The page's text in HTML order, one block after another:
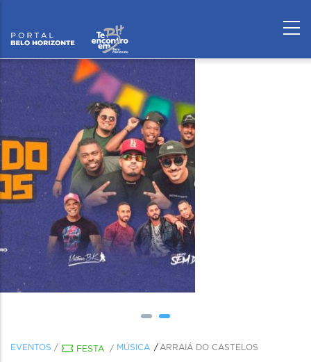
EVENTOS / FESTA / MÚSICA ARRAIÁ DO CASTELOS